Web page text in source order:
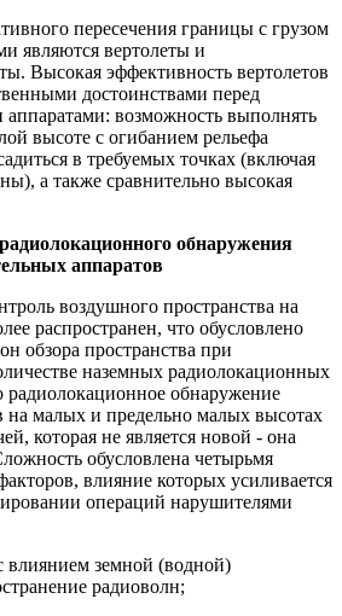
пересечения границы с грузом
являются вертолеты и
Высокая эффективность вертолетов
достоинствами перед
возможность выполнять
высоте с огибанием рельефа
в требуемых точках (включая
а также сравнительно высокая
обнаружения
аппаратов
воздушного пространства на
распространен, что обусловлено
обзора пространства при
наземных радиолокационных
обнаружение
на малых и предельно малых высотах
которая не является новой - она
обусловлена четырьмя
влияние которых усиливается
операций нарушителями
влиянием земной (водной)
радиоволн;